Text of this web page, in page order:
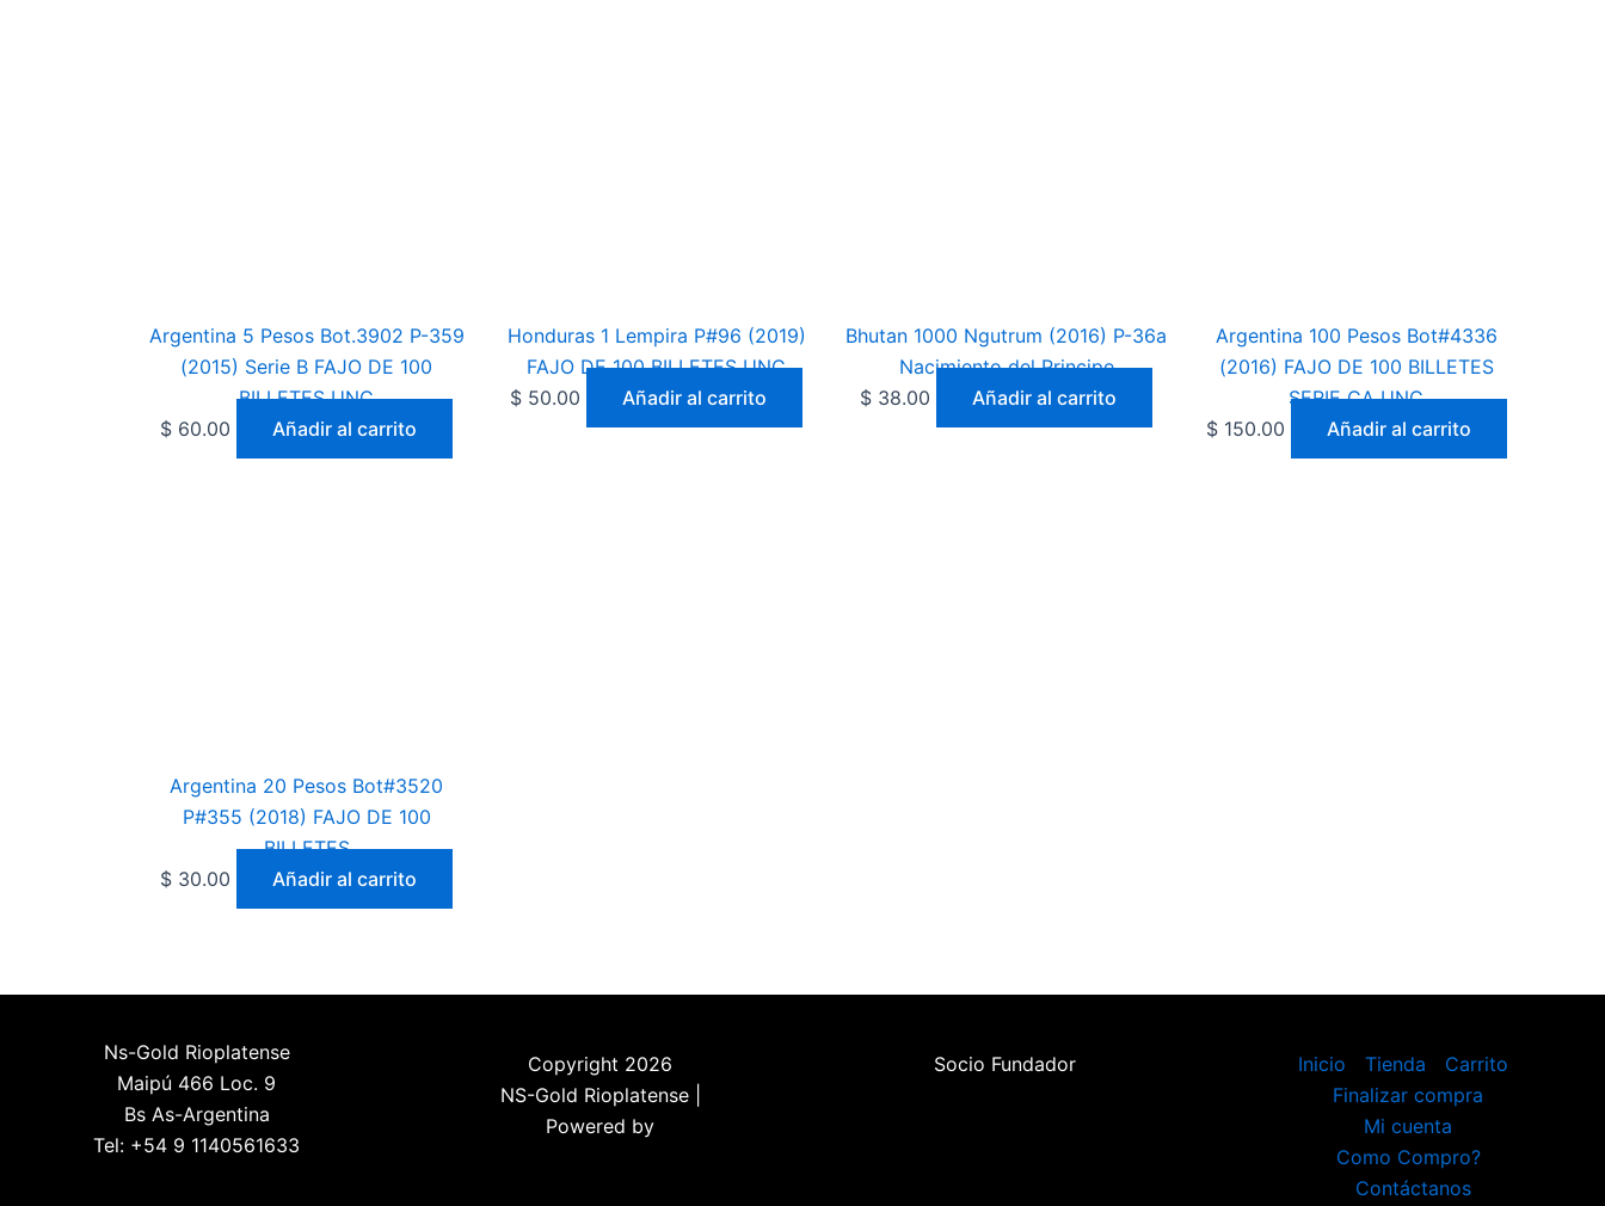
Argentina 5 Pesos Bot.3902 P-359
(2015) Serie B FAJO DE 100
BILLETES UNC
$ 60.00 Añadir al carrito
Honduras 1 Lempira P#96 (2019)
FAJO DE 100 BILLETES UNC
$ 50.00 Añadir al carrito
Bhutan 1000 Ngutrum (2016) P-36a
Nacimiento del Principe
$ 38.00 Añadir al carrito
Argentina 100 Pesos Bot#4336
(2016) FAJO DE 100 BILLETES
SERIE CA UNC
$150.00 Añadir al carrito
Argentina 20 Pesos Bot#3520
P#355 (2018) FAJO DE 100
BILLETES
$ 30.00 Añadir al carrito
Ns-Gold Rioplatense
Maipú 466 Loc. 9
Bs As-Argentina
Tel: +54 9 1140561633
Copyright 2026
NS-Gold Rioplatense |
Powered by
Socio Fundador Inicio Tienda
Carrito
Finalizar compra
Mi cuenta
Como Compro?
Contáctanos